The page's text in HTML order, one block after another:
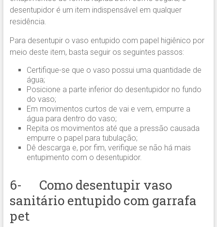
desentupidor é um item indispensável em qualquer
residência.
Para desentupir o vaso entupido com papel higiênico por
meio deste item, basta seguir os seguintes passos:
Certifique-se que o vaso possui uma quantidade de
água;
Posicione a parte inferior do desentupidor no fundo
do vaso;
Em movimentos curtos de vai e vem, empurre a
água para dentro do vaso;
Repita os movimentos até que a pressão causada
empurre o papel para tubulação;
Dê descarga e, por fim, verifique se não há mais
entupimento com o desentupidor.
6- Como desentupir vaso
sanitário entupido com garrafa
pet